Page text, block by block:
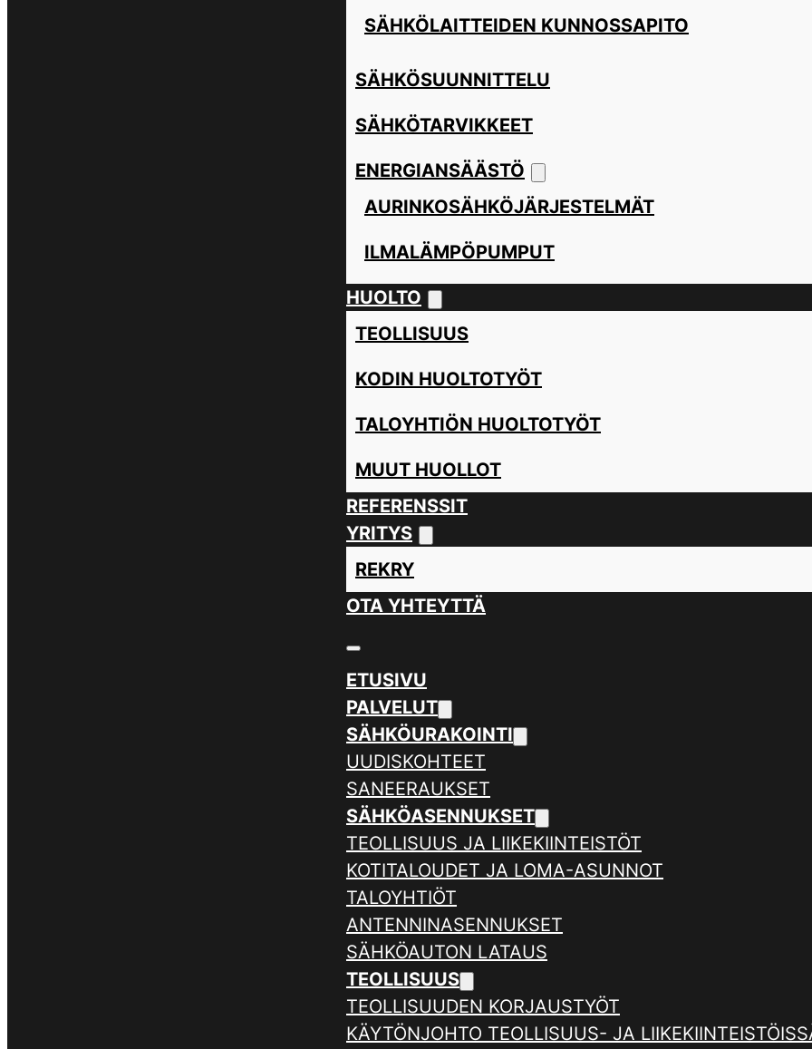
SÄHKÖLAITTEIDEN KUNNOSSAPITO
SÄHKÖSUUNNITTELU
SÄHKÖTARVIKKEET
ENERGIANSÄÄSTÖ
AURINKOSÄHKÖJÄRJESTELMÄT
ILMALÄMPÖPUMPUT
HUOLTO
TEOLLISUUS
KODIN HUOLTOTYÖT
TALOYHTIÖN HUOLTOTYÖT
MUUT HUOLLOT
REFERENSSIT
YRITYS
REKRY
OTA YHTEYTTÄ
ETUSIVU
PALVELUT
SÄHKÖURAKOINTI
UUDISKOHTEET
SANEERAUKSET
SÄHKÖASENNUKSET
TEOLLISUUS JA LIIKEKIINTEISTÖT
KOTITALOUDET JA LOMA-ASUNNOT
TALOYHTIÖT
ANTENNINASENNUKSET
SÄHKÖAUTON LATAUS
TEOLLISUUS
TEOLLISUUDEN KORJAUSTYÖT
KÄYTÖNJOHTO TEOLLISUUS- JA